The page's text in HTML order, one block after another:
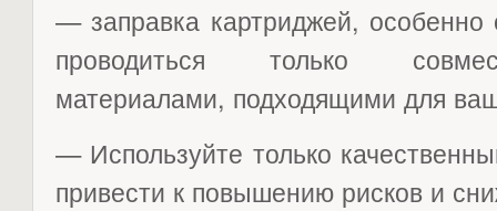
— заправка картриджей, особенно
проводиться только
материалами, подходящими для
— Используйте только
привести к повышению рисков и